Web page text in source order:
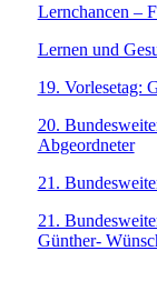
Lernchancen –
Lernen und
19. Vorlesetag:
20.
Abgeordneter
21.
21.
Günther-